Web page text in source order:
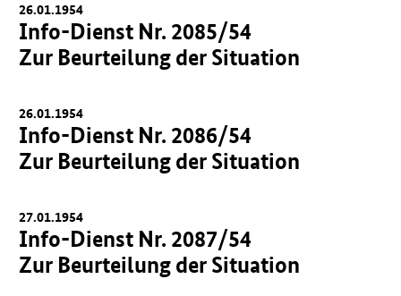
26.01.1954
Info-Dienst Nr. 2085/54
Zur Beurteilung der Situation
26.01.1954
Info-Dienst Nr. 2086/54
Zur Beurteilung der Situation
27.01.1954
Info-Dienst Nr. 2087/54
Zur Beurteilung der Situation